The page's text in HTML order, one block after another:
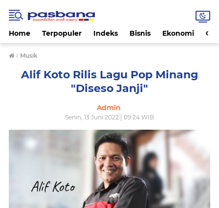
Home Terpopuler Indeks Bisnis Ekonomi
› Musik
Alif Koto Rilis Lagu Pop Minang
"Diseso Janji"
Admin
Senin, 13 Juni 2022 | 09:24 WIB